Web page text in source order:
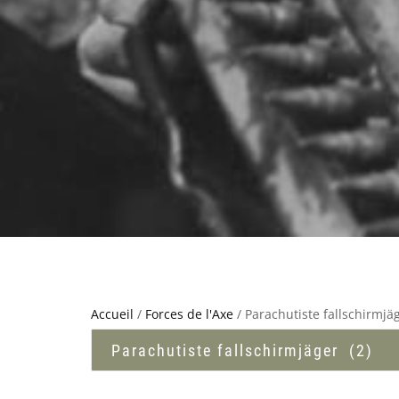
Accueil / Forces de l'Axe / Parachutiste